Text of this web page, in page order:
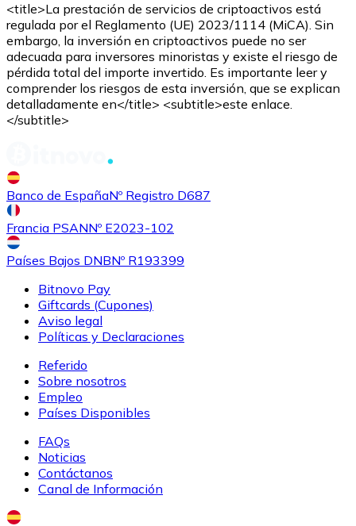
ComprarSushicon transferencia bancariacon tarjeta
SUSHI
Comprar0xcon transferencia bancaria
ZRX
ComprarOMG Network
tarjeta
<title>La prestación de servicios de criptoactivos está
regulada por el Reglamento (UE) 2023/1114 (MiCA). Sin
embargo, la inversión en criptoactivos puede no ser
adecuada para inversores minoristas y existe el riesgo de
pérdida total del importe invertido. Es importante leer y
comprender los riesgos de esta inversión, que se explican
detalladamente en</title> <subtitle>este enlace.
</subtitle>
Banco de EspañaNº Registro D687
Francia PSANNº E2023-102
Países Bajos DNBNº R193399
Bitnovo Pay
Giftcards (Cupones)
Aviso legal
Políticas y Declaraciones
Referido
Sobre nosotros
Empleo
Países Disponibles
FAQs
Noticias
Contáctanos
Canal de Información